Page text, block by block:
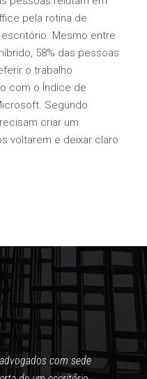
pela rotina de
Mesmo entre
58% das pessoas
o trabalho
com o Índice de
Segundo
criar um
voltarem e deixar claro
com sede